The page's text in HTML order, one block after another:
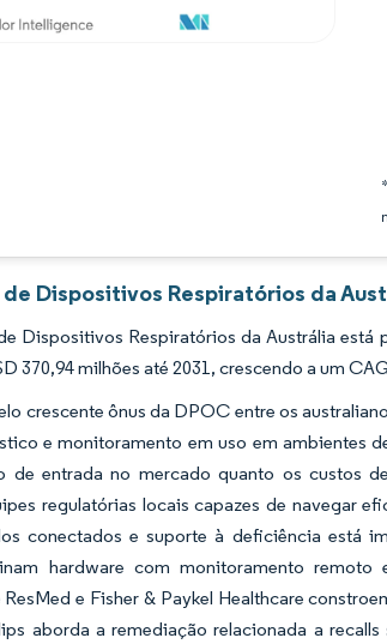
Dispositivos Respiratórios da
Dispositivos Respiratórios da Austrália está
370,94 milhões até 2031, crescendo a um
crescente ônus da DPOC entre os
e monitoramento em uso em ambientes
entrada no mercado quanto os custos
regulatórias locais capazes de navegar
conectados e suporte à deficiência está
hardware com monitoramento
e Fisher & Paykel Healthcare
aborda a remediação relacionada a